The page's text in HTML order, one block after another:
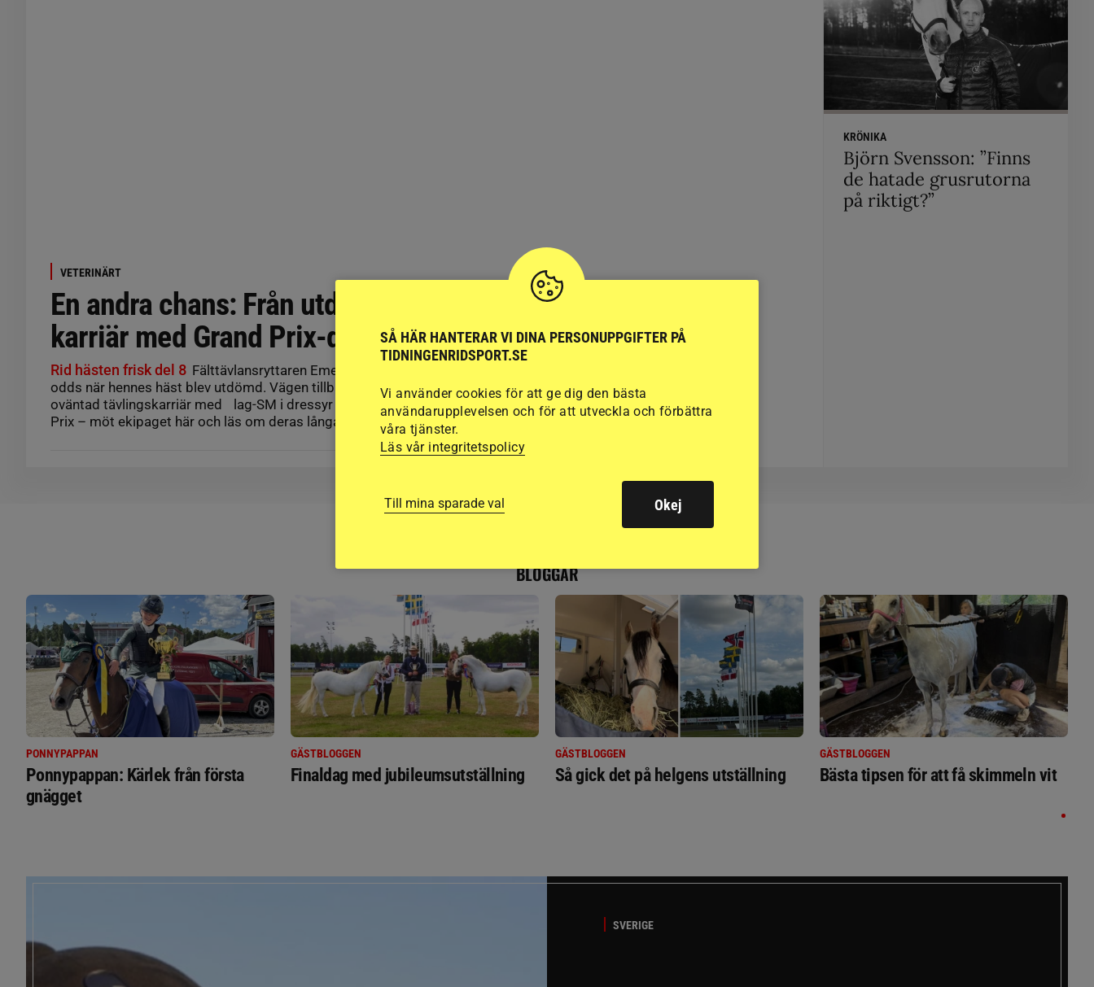
VETERINÄRT
En andra chans: Från utdömd till
karriär med Grand Prix-drömmar
Rid hästen frisk del 8 Fälttävlansryttaren Emeli Alm trotsade dystra
odds när hennes häst blev utdömd. Vägen tillbaka ledde till en ny
oväntad tävlingskarriär med lag-SM i dressyr och en dröm om Grand
Prix – möt ekipaget här och läs om deras långa resa.
KRÖNIKA
Björn Svensson: ”Finns
de hatade grusrutorna
på riktigt?”
BLOGGAR
PONNYPAPPAN
Ponnypappan: Kärlek från första
gnägget
GÄSTBLOGGEN
Finaldag med jubileumsutställning
GÄSTBLOGGEN
Så gick det på helgens utställning
GÄSTBLOGGEN
Bästa tipsen för att få skimmeln vit
SVERIGE
SÅ HÄR HANTERAR VI DINA PERSONUPPGIFTER PÅ
TIDNINGENRIDSPORT.SE
Vi använder cookies för att ge dig den bästa
användarupplevelsen och för att utveckla och förbättra
våra tjänster.
Läs vår integritetspolicy
Till mina sparade val Okej